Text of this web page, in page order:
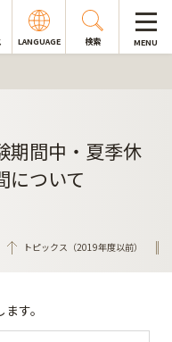
LANGUAGE 検索 MENU
期間中・夏季休
について
トピックス（2019年度以前）
す。